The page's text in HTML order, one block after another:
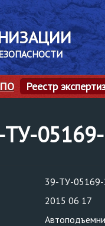
Реестр
ТУ-
39-ТУ-
2015 06 17